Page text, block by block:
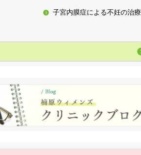
子宮内膜症による不妊の治療